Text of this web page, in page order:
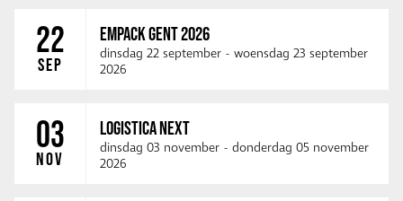
22
SEP
EMPACK GENT 2026
dinsdag 22 september - woensdag 23 september
2026
03
NOV
LOGISTICA NEXT
dinsdag 03 november - donderdag 05 november
2026